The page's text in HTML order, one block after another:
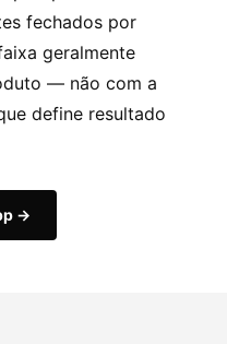
fechados por
geralmente
— não com a
define resultado
→